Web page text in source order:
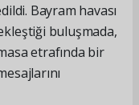
Bayram havası
buluşmada,
etrafında bir